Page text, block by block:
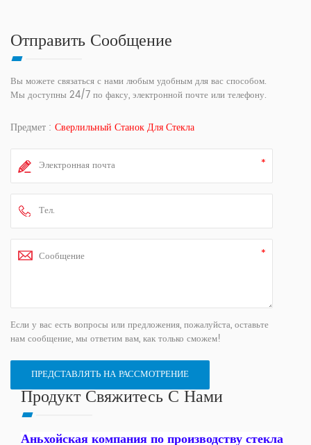
Отправить Сообщение
Вы можете связаться с нами любым удобным для вас способом.
Мы доступны 24/7 по факсу, электронной почте или телефону.
Предмет : Сверлильный Станок Для Стекла
Если у вас есть вопросы или предложения, пожалуйста, оставьте
нам сообщение, мы ответим вам, как только сможем!
Продукт Свяжитесь С Нами
Аньхойская компания по производству стекла